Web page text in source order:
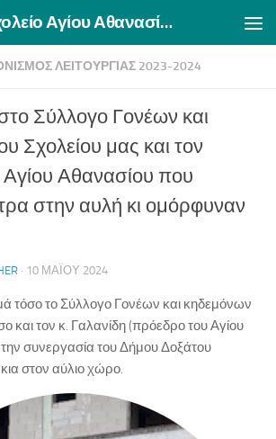
2ο Δημοτικό Σχολείο Αγίου Αθανασίου Δράμας
ΛΕΙΤΟΥΡΓΊΑΣ 2023-2024
Σύλλογο Γονέων και
Σχολείου μας και τον
Αθανασίου που
στην αυλή κι ομόρφυναν
· 10 ΜΑΪ́ΟΥ 2024
τόσο το Σύλλογο Γονέων και κηδεμόνων
και τον κ. Γαλανίδη (πρόεδρο του Αγίου
συνεργασία του Δήμου Δοξάτου
στον αύλιο χώρο.